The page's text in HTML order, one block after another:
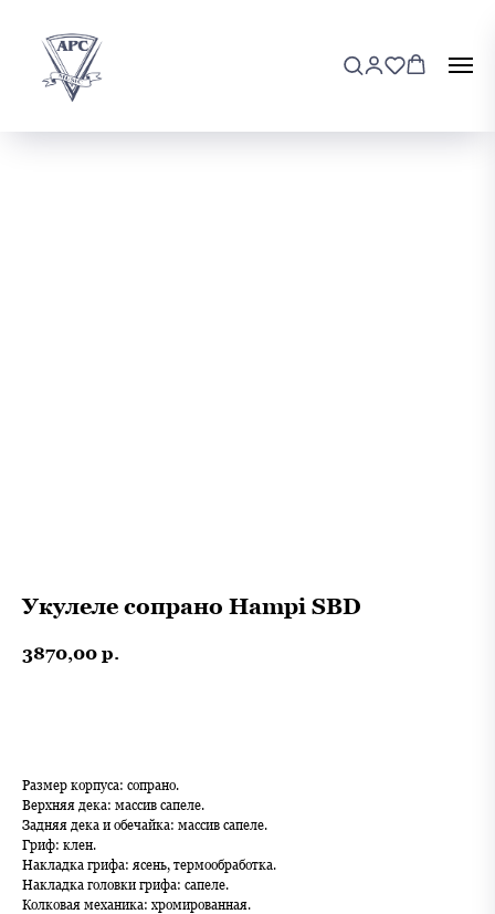
Укулеле сопрано Hampi SBD
3870,00 р.
Размер корпуса: сопрано.
Верхняя дека: массив сапеле.
Задняя дека и обечайка: массив сапеле.
Гриф: клен.
Накладка грифа: ясень, термообработка.
Накладка головки грифа: сапеле.
Колковая механика: хромированная.